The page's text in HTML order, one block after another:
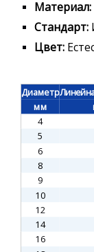
Материал:
Стандарт:
Цвет:
Диаметр
мм
4
5
6
8
9
10
12
14
16